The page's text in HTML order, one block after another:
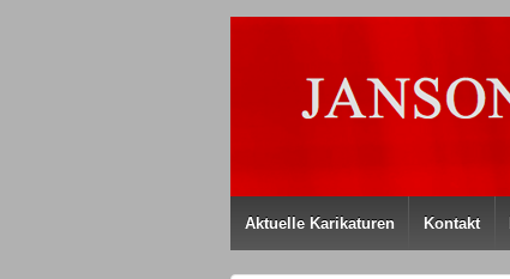
Aktuelle Karikaturen Kontakt